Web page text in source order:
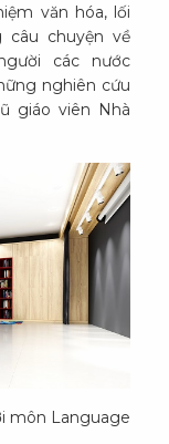
văn hóa, lối
câu chuyện về
các nước
nghiên cứu
giáo viên Nhà
môn Language